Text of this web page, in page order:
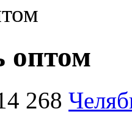
оптом
268